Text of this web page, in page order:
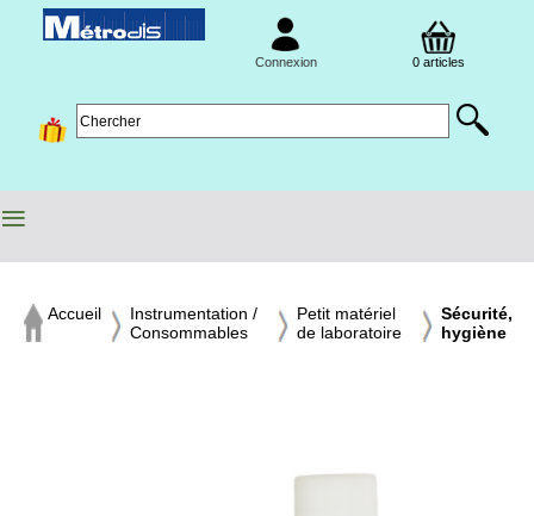
Connexion 0 articles
≡
Accueil
Instrumentation /
Consommables
Petit matériel
de laboratoire
Sécurité,
hygiène